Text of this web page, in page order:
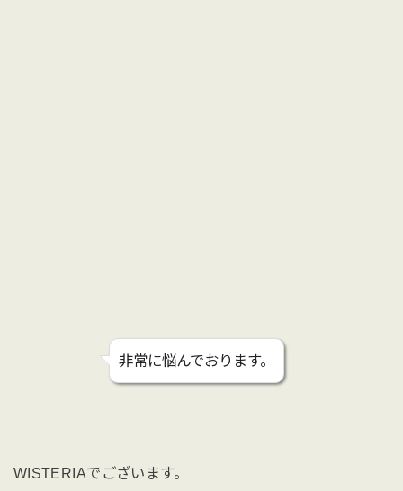
非常に悩んでおります。
WISTERIAでございます。